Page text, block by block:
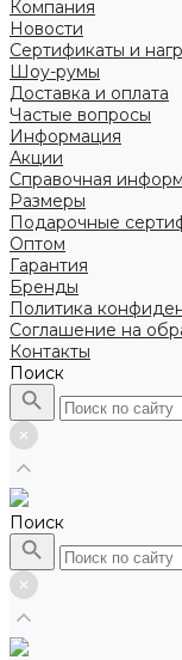
Компания
Новости
Сертификаты и
Шоу-румы
Доставка и оплата
Частые вопросы
Информация
Акции
Справочная
Размеры
Подарочные
Оптом
Гарантия
Бренды
Политика
Соглашение на
Контакты
Поиск
Поиск